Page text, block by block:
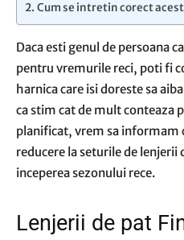
Cum se intretin corect
Daca esti genul de persoana
pentru vremurile reci, poti fi
harnica care isi doreste sa
ca stim cat de mult conteaza
planificat, vrem sa informam
reducere la seturile de lenjerii
inceperea sezonului rece.
Lenjerii de pat